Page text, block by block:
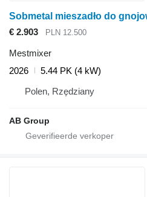
Sobmetal mieszadło do
€ 2.903
PLN 12.500
Mestmixer
2026
5.44 PK (4 kW)
Polen, Rzędziany
AB Group